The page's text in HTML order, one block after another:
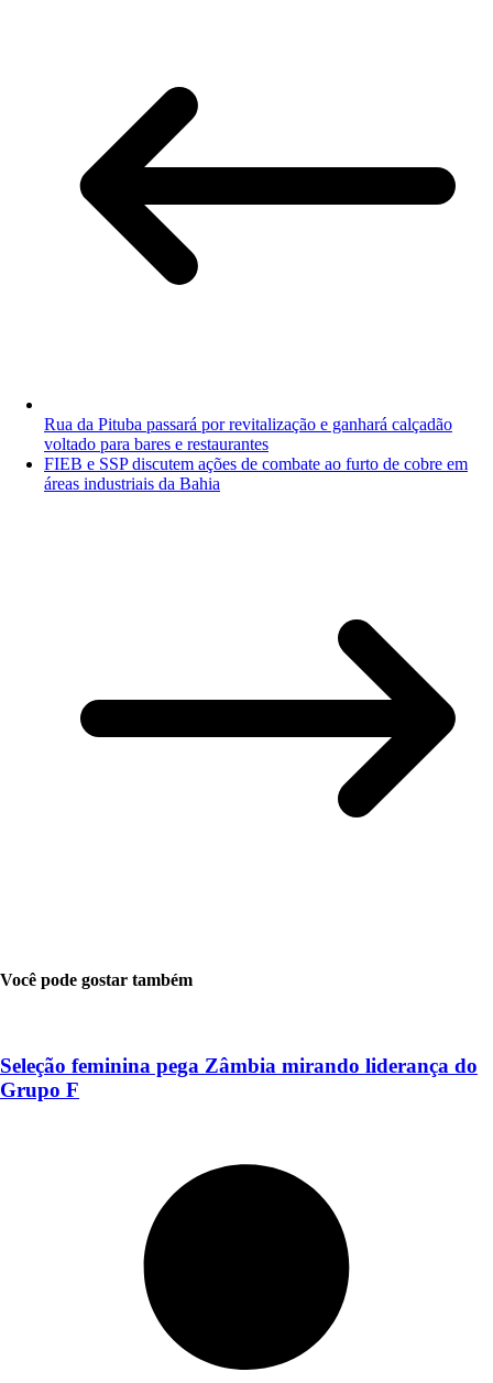
Rua da Pituba passará por revitalização e ganhará calçadão
voltado para bares e restaurantes
FIEB e SSP discutem ações de combate ao furto de cobre em
áreas industriais da Bahia
Você pode gostar também
Seleção feminina pega Zâmbia mirando liderança do
Grupo F